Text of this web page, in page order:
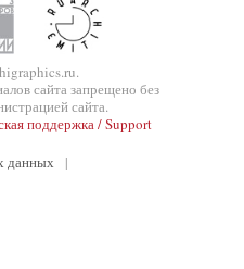
сайта запрещено без
сайта.
поддержка / Support
данных
|